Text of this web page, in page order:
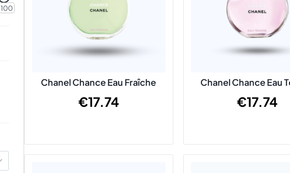
100
Chanel Chance Eau Fraîche
€17.74
Chanel Chance Eau
€17.74